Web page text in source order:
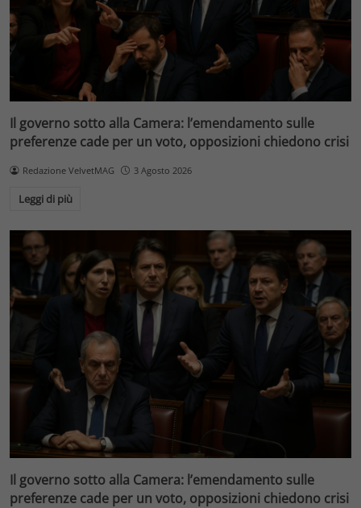
Il governo sotto alla Camera: l’emendamento sulle
preferenze cade per un voto, opposizioni chiedono crisi
Redazione VelvetMAG 3 Agosto 2026
Leggi di più
Il governo sotto alla Camera: l’emendamento sulle
preferenze cade per un voto, opposizioni chiedono crisi